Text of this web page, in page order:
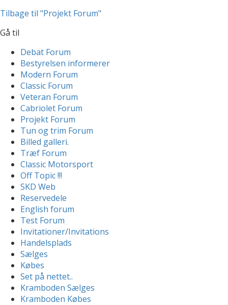
Tilbage til "Projekt Forum"
Gå til
Debat Forum
Bestyrelsen informerer
Modern Forum
Classic Forum
Veteran Forum
Cabriolet Forum
Projekt Forum
Tun og trim Forum
Billed galleri.
Træf Forum
Classic Motorsport
Off Topic !!!
SKD Web
Reservedele
English forum
Test Forum
Invitationer/Invitations
Handelsplads
Sælges
Købes
Set på nettet..
Kramboden Sælges
Kramboden Købes